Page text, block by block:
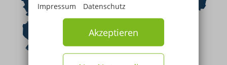
Impressum
Datenschutz
Akzeptieren